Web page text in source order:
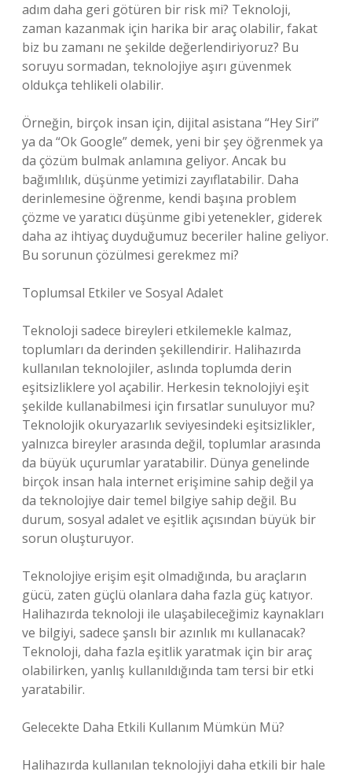
adım daha geri götüren bir risk mi? Teknoloji,
zaman kazanmak için harika bir araç olabilir, fakat
biz bu zamanı ne şekilde değerlendiriyoruz? Bu
soruyu sormadan, teknolojiye aşırı güvenmek
oldukça tehlikeli olabilir.
Örneğin, birçok insan için, dijital asistana “Hey Siri”
ya da “Ok Google” demek, yeni bir şey öğrenmek ya
da çözüm bulmak anlamına geliyor. Ancak bu
bağımlılık, düşünme yetimizi zayıflatabilir. Daha
derinlemesine öğrenme, kendi başına problem
çözme ve yaratıcı düşünme gibi yetenekler, giderek
daha az ihtiyaç duyduğumuz beceriler haline geliyor.
Bu sorunun çözülmesi gerekmez mi?
Toplumsal Etkiler ve Sosyal Adalet
Teknoloji sadece bireyleri etkilemekle kalmaz,
toplumları da derinden şekillendirir. Halihazırda
kullanılan teknolojiler, aslında toplumda derin
eşitsizliklere yol açabilir. Herkesin teknolojiyi eşit
şekilde kullanabilmesi için fırsatlar sunuluyor mu?
Teknolojik okuryazarlık seviyesindeki eşitsizlikler,
yalnızca bireyler arasında değil, toplumlar arasında
da büyük uçurumlar yaratabilir. Dünya genelinde
birçok insan hala internet erişimine sahip değil ya
da teknolojiye dair temel bilgiye sahip değil. Bu
durum, sosyal adalet ve eşitlik açısından büyük bir
sorun oluşturuyor.
Teknolojiye erişim eşit olmadığında, bu araçların
gücü, zaten güçlü olanlara daha fazla güç katıyor.
Halihazırda teknoloji ile ulaşabileceğimiz kaynakları
ve bilgiyi, sadece şanslı bir azınlık mı kullanacak?
Teknoloji, daha fazla eşitlik yaratmak için bir araç
olabilirken, yanlış kullanıldığında tam tersi bir etki
yaratabilir.
Gelecekte Daha Etkili Kullanım Mümkün Mü?
Halihazırda kullanılan teknolojiyi daha etkili bir hale